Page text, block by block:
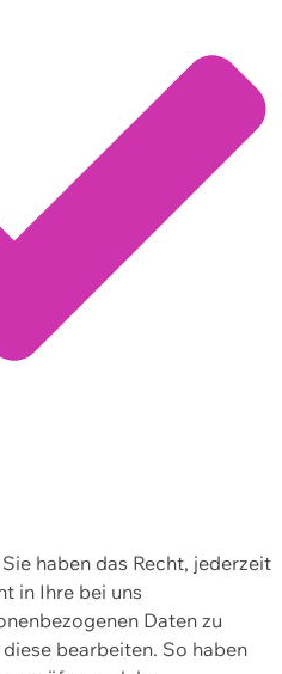
haben das Recht, jederzeit
in Ihre bei uns
Daten zu
bearbeiten. So haben